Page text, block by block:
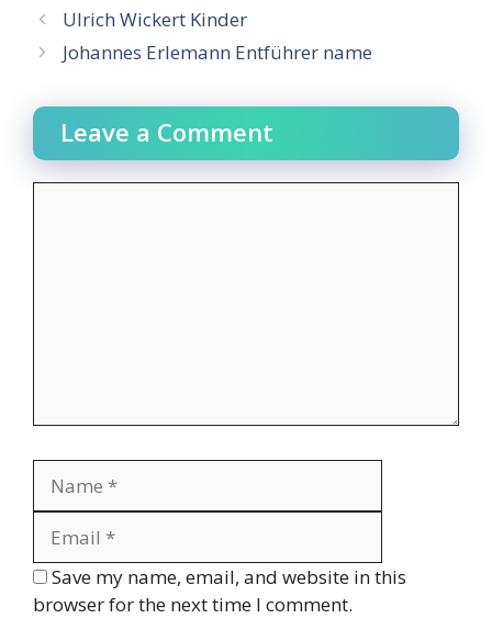
Ulrich Wickert Kinder
Johannes Erlemann Entführer name
Leave a Comment
Save my name, email, and website in this
browser for the next time I comment.